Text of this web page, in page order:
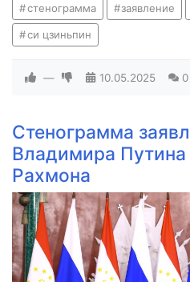
стенограмма заявление
си цзиньпин
— 10.05.2025 0
Стенограмма
Владимира
Рахмона